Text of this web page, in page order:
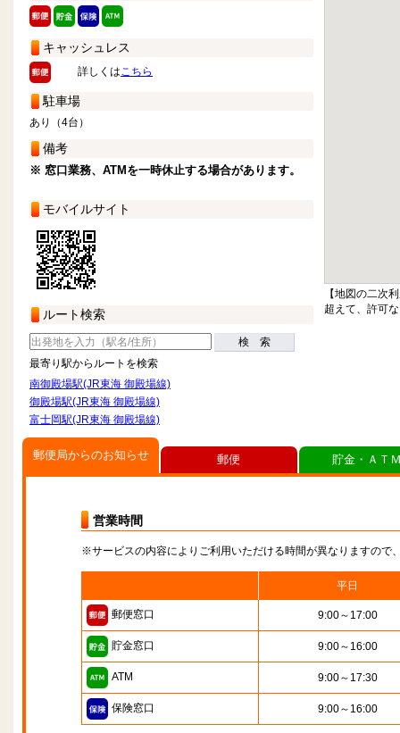
キャッシュレス
詳しくはこちら
駐車場
あり（4台）
備考
※ 窓口業務、ATMを一時休止する場合があります。
モバイルサイト
ルート検索
検 索
最寄り駅からルートを検索
南御殿場駅(JR東海 御殿場線)
御殿場駅(JR東海 御殿場線)
富士岡駅(JR東海 御殿場線)
【地図の二次
超えて、許可
郵便局からのお知らせ
営業時間
※サービスの内容によりご利用いただける時間が異なりますので
平日
郵便窓口 9:00～17:00
貯金窓口 9:00～16:00
ATM 9:00～17:30
保険窓口 9:00～16:00
郵便 貯金・ＡＴ